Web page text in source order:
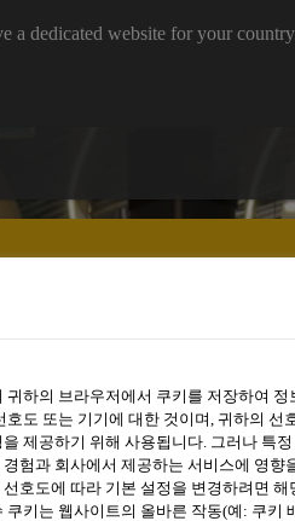
a dedicated website for your
씨카 프로젝트 자료 다운로드
귀하의 브라우저에서 쿠키를 저장하여
호도 또는 기기에 대한 것이며, 귀하의 선
제공하기 위해 사용됩니다. 그러나 특
험과 회사에서 제공하는 서비스에 영향
호도에 따라 기본 설정을 변경하려면 해
쿠키는 웹사이트의 올바른 작동(예: 쿠키